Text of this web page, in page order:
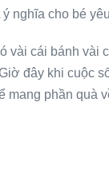
nghĩa cho bé
cái bánh
đây khi cuộc
phần